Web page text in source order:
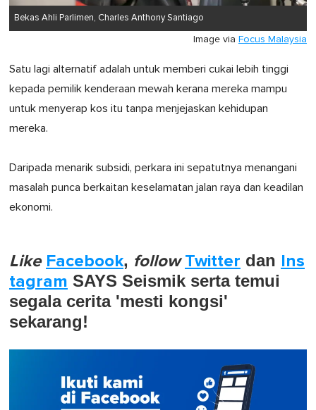
Bekas Ahli Parlimen, Charles Anthony Santiago
Image via Focus Malaysia
Satu lagi alternatif adalah untuk memberi cukai lebih tinggi
kepada pemilik kenderaan mewah kerana mereka mampu
untuk menyerap kos itu tanpa menjejaskan kehidupan
mereka.
Daripada menarik subsidi, perkara ini sepatutnya menangani
masalah punca berkaitan keselamatan jalan raya dan keadilan
ekonomi.
Like Facebook, follow Twitter dan Ins
tagram SAYS Seismik serta temui
segala cerita 'mesti kongsi'
sekarang!